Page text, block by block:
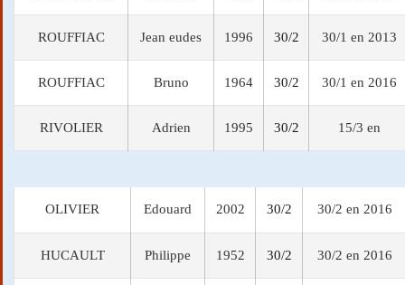
ROUFFIAC Jean eudes 1996 30/2 30/1 en 2013
ROUFFIAC Bruno 1964 30/2 30/1 en 2016
RIVOLIER Adrien 1995 30/2 15/3 en
OLIVIER Edouard 2002 30/2 30/2 en 2016
HUCAULT Philippe 1952 30/2 30/2 en 2016